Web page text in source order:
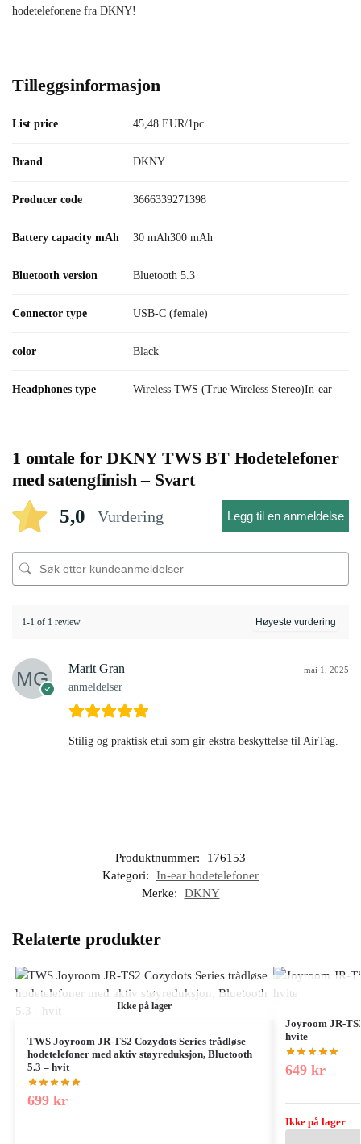
hodetelefonene fra DKNY!
Tilleggsinformasjon
List price 45,48 EUR/1pc.
Brand DKNY
Producer code 3666339271398
Battery capacity mAh 30 mAh300 mAh
Bluetooth version Bluetooth 5.3
Connector type USB-C (female)
color Black
Headphones type Wireless TWS (True Wireless Stereo)In-ear
1 omtale forDKNY TWS BT Hodetelefoner
med satengfinish – Svart
5,0 Vurdering Legg til en anmeldelse
1-1 of 1 review
Marit Gran
anmeldelser
mai 1, 2025
Stilig og praktisk etui som gir ekstra beskyttelse til AirTag.
Produktnummer:
176153
Kategori:
In-ear hodetelefoner
Merke:
DKNY
Relaterte produkter
Ikke på lager
TWS Joyroom JR-TS2 Cozydots Series trådløse
hodetelefoner med aktiv støyreduksjon, Bluetooth
5.3 – hvit
699 kr
Joyroom JR-
hvite
649 kr
Ikke på lager